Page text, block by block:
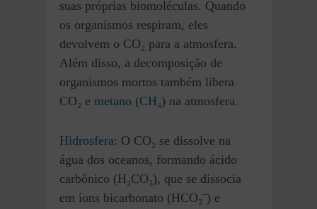
suas próprias biomoléculas. Quando
os organismos respiram, eles
devolvem o CO₂ para a atmosfera.
Além disso, a decomposição de
organismos mortos também libera
CO₂ e metano (CH₄) na atmosfera.
Hidrosfera: O CO₂ se dissolve na
água dos oceanos, formando ácido
carbônico (H₂CO₃), que se dissocia
em íons bicarbonato (HCO₃⁻) e